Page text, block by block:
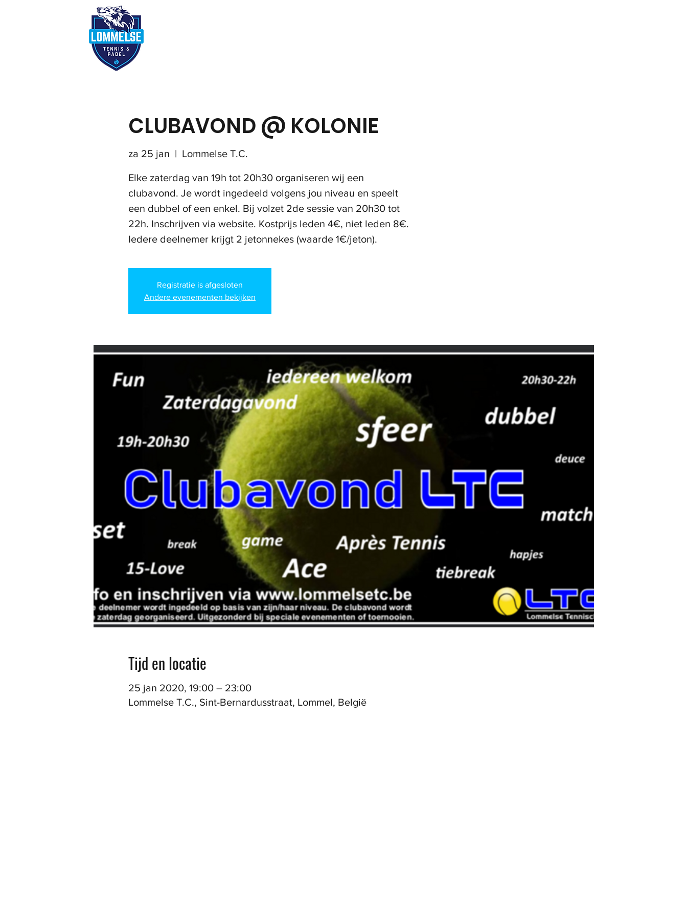
CLUBAVOND @ KOLONIE
za 25 jan
  |
Lommelse T.C.
Elke zaterdag van 19h tot 20h30 organiseren wij een
clubavond. Je wordt ingedeeld volgens jou niveau en speelt
een dubbel of een enkel. Bij volzet 2de sessie van 20h30 tot
22h. Inschrijven via website. Kostprijs leden 4€, niet leden 8€.
Registratie is afgesloten
Andere evenementen bekijken
Tijd en locatie
25 jan 2020, 19:00 – 23:00
Lommelse T.C., Sint-Bernardusstraat, Lommel, België